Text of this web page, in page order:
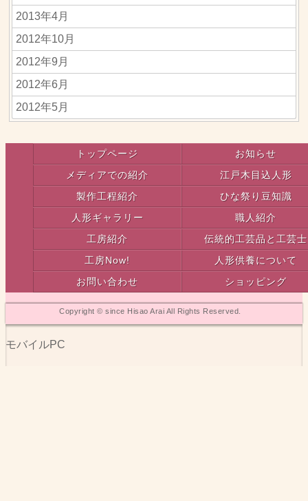
2013年4月
2012年10月
2012年9月
2012年6月
2012年5月
トップページ
お知らせ
メディアでの紹介
江戸木目込人形
製作工程紹介
ひな祭り豆知識
人形ギャラリー
職人紹介
工房紹介
伝統的工芸品と工芸士
工房Now!
人形供養について
お問い合わせ
ショッピング
Copyright © since Hisao Arai All Rights Reserved.
モバイルPC